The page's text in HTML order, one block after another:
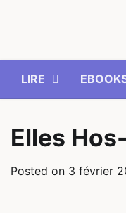
LIRE
Elles
Posted on 3 février